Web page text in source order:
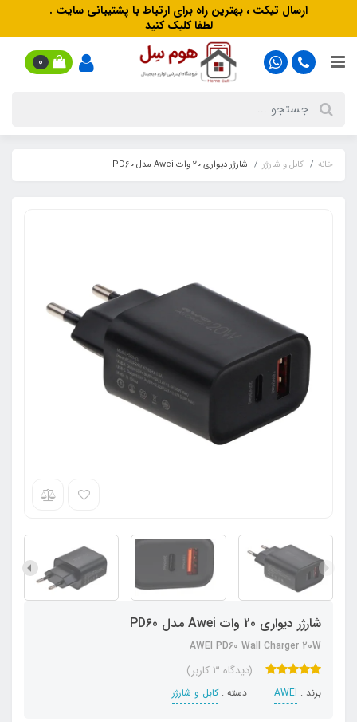
ارسال تیکت ، بهترین راه برای ارتباط با پشتیبانی سایت .
لطفا کلیک کنید
0
خانه کابل و شارژر شارژر دیواری 20 وات Awei مدل PD60
شارژر دیواری 20 وات Awei مدل PD60
AWEI PD60 Wall Charger 20W
(دیدگاه 3 کاربر)
برند : AWEI دسته :کابل و شارژر